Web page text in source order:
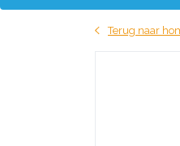
Terug naar